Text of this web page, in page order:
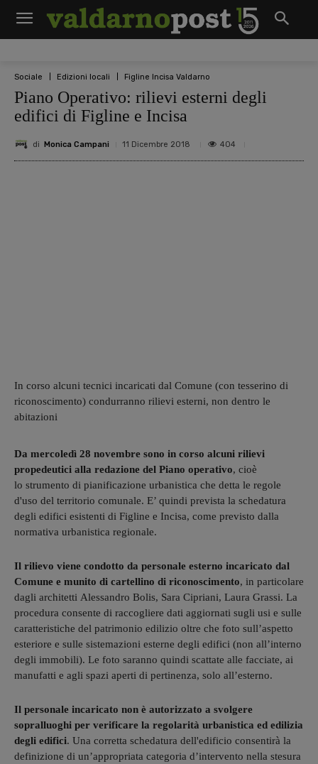
Sociale Edizioni locali Figline Incisa Valdarno
Piano Operativo: rilievi esterni degli
edifici di Figline e Incisa
di Monica Campani 11 Dicembre 2018 404
In corso alcuni tecnici incaricati dal Comune (con tesserino di
riconoscimento) condurranno rilievi esterni, non dentro le
abitazioni
Da mercoledì 28 novembre sono in corso alcuni rilievi
propedeutici alla redazione del Piano operativo, cioè
lo strumento di pianificazione urbanistica che detta le regole
d'uso del territorio comunale. E’ quindi prevista la schedatura
degli edifici esistenti di Figline e Incisa, come previsto dalla
normativa urbanistica regionale.
Il rilievo viene condotto da personale esterno incaricato dal
Comune e munito di cartellino di riconoscimento, in particolare
dagli architetti Alessandro Bolis, Sara Cipriani, Laura Grassi. La
procedura consente di raccogliere dati aggiornati sugli usi e sulle
caratteristiche del patrimonio edilizio oltre che foto sull’aspetto
esteriore e sulle sistemazioni esterne degli edifici (non all’interno
degli immobili). Le foto saranno quindi scattate alle facciate, ai
manufatti e agli spazi aperti di pertinenza, solo all’esterno.
Il personale incaricato non è autorizzato a svolgere
sopralluoghi per verificare la regolarità urbanistica ed edilizia
degli edifici. Una corretta schedatura dell'edificio consentirà la
definizione di un’appropriata categoria d’intervento nella stesura